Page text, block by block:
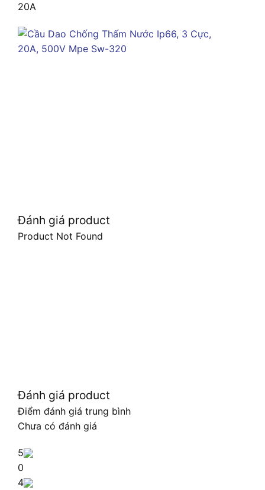
20A
Đánh giá product
Product Not Found
Đánh giá product
Điểm đánh giá trung bình
Chưa có đánh giá
5
0
4